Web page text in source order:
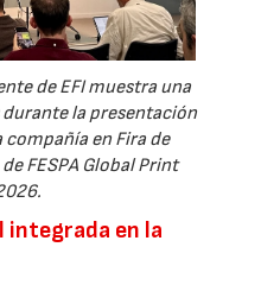
de EFI muestra una
la presentación
compañía en Fira de
FESPA Global Print
en la